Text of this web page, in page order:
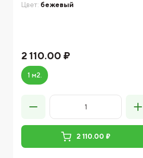
Цвет: бежевый
2 110.00 ₽
1 м2.
2 110.00 ₽